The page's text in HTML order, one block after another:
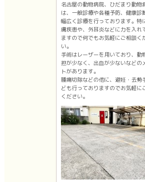
名古屋の動物病院、ひだまり動物
は、一般診療や各種予防、健康診
幅広く診療を行っております。特
膚疾患や、外耳炎などに力を入れ
ますので何でもお気軽にご相談く
い。
手術はレーザーを用いており、動
担が少なく、出血が少ないなどの
トがあります。
腫瘍切除などの他に、避妊・去勢
ども行っておりますのでお気軽に
ください。